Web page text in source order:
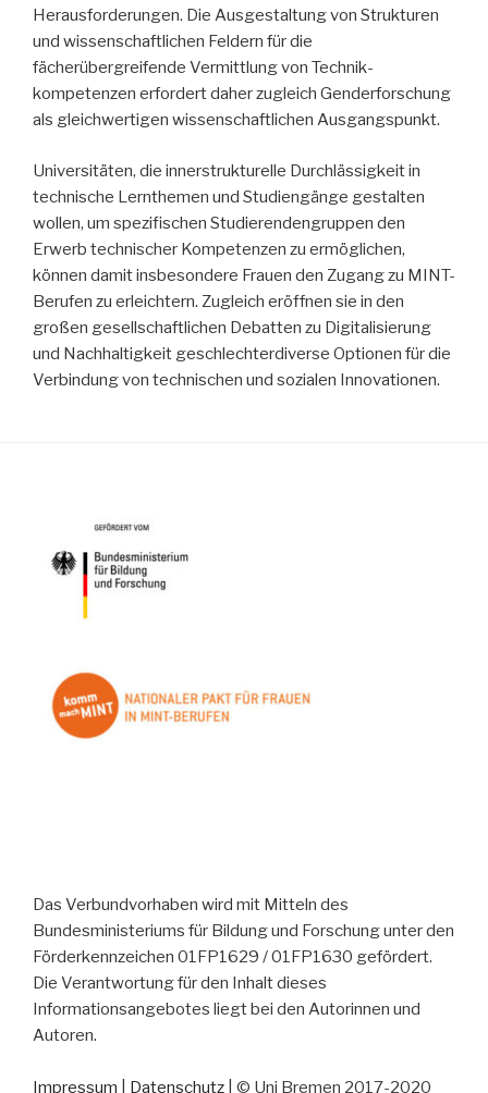
Herausforderungen. Die Ausgestaltung von Strukturen
und wissenschaftlichen Feldern für die
fächerübergreifende Vermittlung von Technik­
kompetenzen erfordert daher zugleich Genderforschung
als gleichwertigen wissenschaftlichen Ausgangspunkt.
Universitäten, die innerstrukturelle Durchlässigkeit in
technische Lernthemen und Studiengänge gestalten
wollen, um spezifischen Studierendengruppen den
Erwerb technischer Kompetenzen zu ermöglichen,
können damit insbesondere Frauen den Zugang zu MINT-
Berufen zu erleichtern. Zugleich eröffnen sie in den
großen gesellschaftlichen Debatten zu Digitalisierung
und Nachhaltigkeit geschlechterdiverse Optionen für die
Verbindung von technischen und sozialen Innovationen.
Das Verbundvorhaben wird mit Mitteln des
Bundesministeriums für Bildung und Forschung unter den
Förderkennzeichen 01FP1629 / 01FP1630 gefördert.
Die Verantwortung für den Inhalt dieses
Informationsangebotes liegt bei den Autorinnen und
Autoren.
Impressum Datenschutz | © Uni Bremen 2017-2020